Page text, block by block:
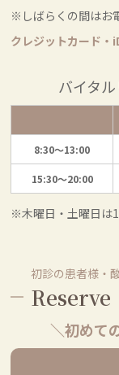
しばらくの間はお
クレジットカード・
バイタ
8:30～13:00
15:30～20:00
木曜日・土曜日は
初診の患者様・
Reserve
＼初めて